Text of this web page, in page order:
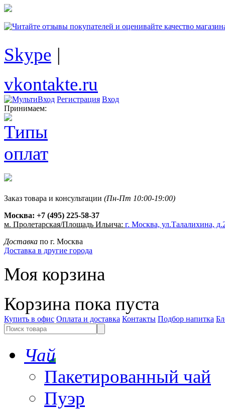
Skype |
vkontakte.ru
Регистрация Вход
Принимаем:
Заказ товара и консультации (Пн-Пт 10:00-19:00)
Москва: +7 (495) 225-58-37
м. Пролетарская/Площадь Ильича: г. Москва, ул.Талалихина,
Доставка по г. Москва
Доставка в другие города
Моя корзина
Корзина пока пуста
Купить в офис Оплата и доставка Контакты Подбор напитка
Чай
Пакетированный чай
Пуэр